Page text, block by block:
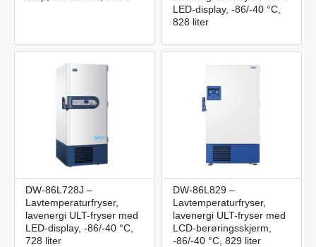
LED-display, -86/-40 °C,
828 liter
DW-86L728J –
Lavtemperaturfryser,
lavenergi ULT-fryser med
LED-display, -86/-40 °C,
728 liter
DW-86L829 –
Lavtemperaturfryser,
lavenergi ULT-fryser med
LCD-berøringsskjerm,
-86/-40 °C, 829 liter